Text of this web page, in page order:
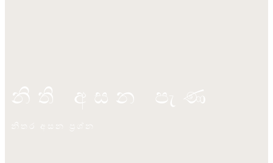
නිති අසන පැණ
නිතර අසන ප්‍රශ්න